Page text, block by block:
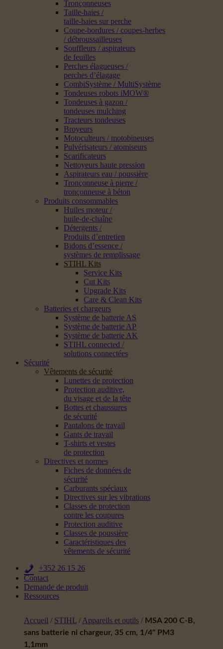
Tronçonneuses
Taille-haies /
taille-haies sur perche
Coupe-bordures / coupes-herbes
/ débroussailleuses
Souffleurs / aspirateurs
de feuilles
Perches élagueuses /
perches d’élagage
CombiSystème / MultiSystème
Tondeuses robots iMOW®
Tondeuses à gazon /
tondeuses mulching
Tracteurs tondeuses
Broyeurs
Motoculteurs / motobineuses
Pulvérisateurs / atomiseurs
Scarificateurs
Nettoyeurs haute pression
Aspirateurs eau / poussière
Tronçonneuse à pierre /
tronçonneuse à béton
Produits consommables
Huiles moteur /
huile-de-chaîne
Détergents /
Produits d’entretien
Bidons d’essence /
systèmes de remplissage
STIHL Kits
Service Kits
Cut Kits
Upgrade Kits
Care & Clean Kits
Batteries et chargeurs
Système de batterie AS
Système de batterie AP
Système de batterie AK
STIHL connected /
solutions connectées
Sécurité
Vêtements de sécurité
Lunettes de protection
Protection auditive,
du visage et de la tête
Bottes et chaussures
de sécurité
Pantalons de travail
Gants de travail
T-shirts et vestes
de protection
Directives et normes
Fiches de données de
sécurité
Carburants spéciaux
Directives sur les vibrations
Classes de protection
contre les coupures
Protection auditive
Classes de poussière
Caractéristiques des
vêtements de sécurité
+352 26 15 26
Contact
Demande de produit
Ressources
Accueil / STIHL / Appareils et outils / MSA 200 C-B,
sans batterie ni chargeur, 35 cm, 1/4" PM3
1,1mm